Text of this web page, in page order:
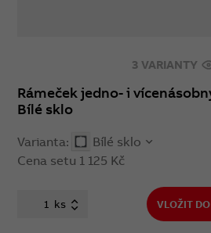
3 VARIANTY
Rámeček jedno- i
Bílé sklo
Varianta:
Bílé sklo
Cena setu 1 125 Kč
ks VLOŽIT